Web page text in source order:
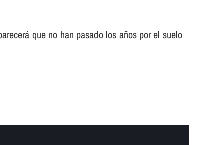
que no han pasado los años por el suelo